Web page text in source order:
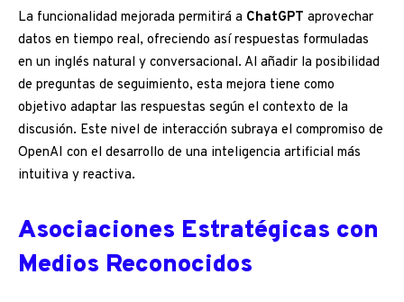
La funcionalidad mejorada permitirá a ChatGPT aprovechar
datos en tiempo real, ofreciendo así respuestas formuladas
en un inglés natural y conversacional. Al añadir la posibilidad
de preguntas de seguimiento, esta mejora tiene como
objetivo adaptar las respuestas según el contexto de la
discusión. Este nivel de interacción subraya el compromiso de
OpenAI con el desarrollo de una inteligencia artificial más
intuitiva y reactiva.
Asociaciones Estratégicas con
Medios Reconocidos